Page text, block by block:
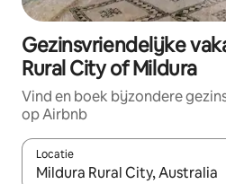
Gezinsvriendelijke
Rural City of Mildura
Vind en boek bijzondere
op Airbnb
Locatie
Wanneer er resultaten